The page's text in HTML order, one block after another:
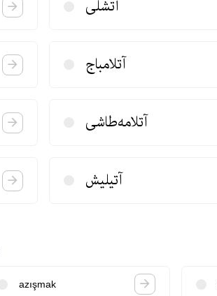
آتشلی
آتلامباج
آتلامه‌طاشی
آتیلیش
azışmak